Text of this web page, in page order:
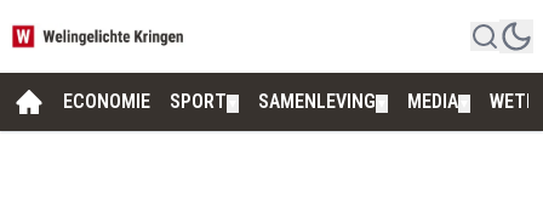
ECONOMIE SPORT SAMENLEVING MEDIA